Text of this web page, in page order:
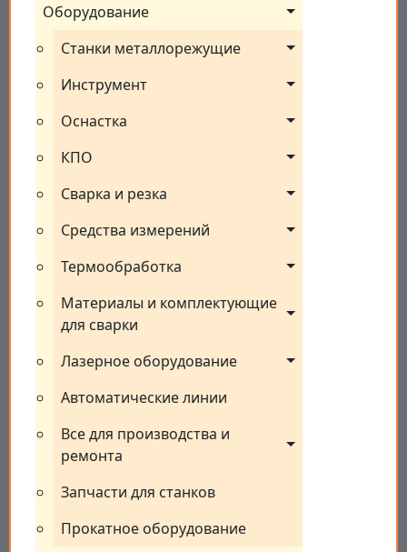
Оборудование
Станки металлорежущие
Инструмент
Оснастка
КПО
Сварка и резка
Средства измерений
Термообработка
Материалы и комплектующие
для сварки
Лазерное оборудование
Автоматические линии
Все для производства и
ремонта
Запчасти для станков
Прокатное оборудование